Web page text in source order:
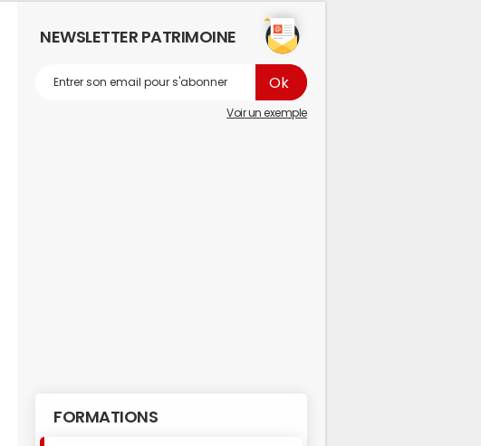
NEWSLETTER PATRIMOINE
Voir un exemple
FORMATIONS